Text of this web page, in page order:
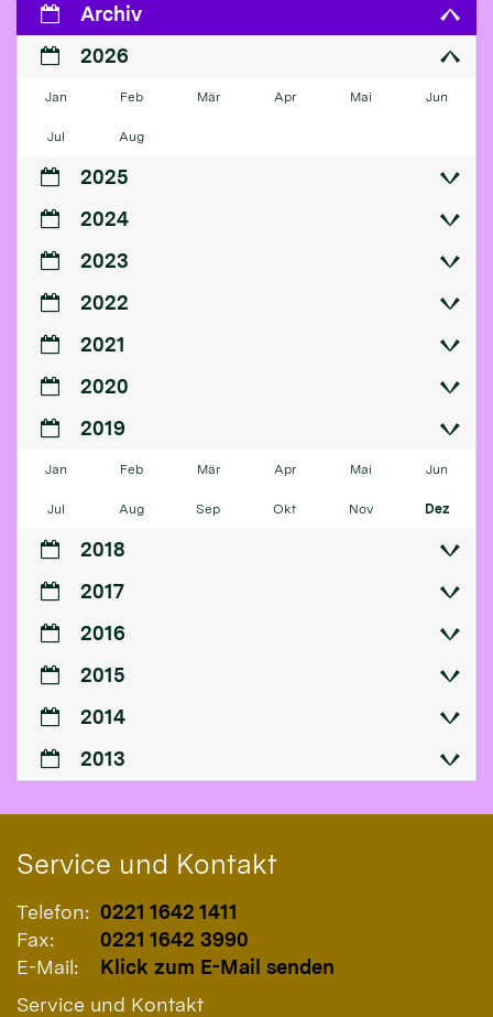
Archiv
2026
Jan Feb Mär Apr Mai Jun
Jul Aug
2025
2024
2023
2022
2021
2020
2019
Jan Feb Mär Apr Mai Jun
Jul Aug Sep Okt Nov Dez
2018
2017
2016
2015
2014
2013
Service und Kontakt
Telefon: 0221 1642 1411
Fax:
0221 1642 3990
E-Mail:
Klick zum E-Mail senden
Service und Kontakt